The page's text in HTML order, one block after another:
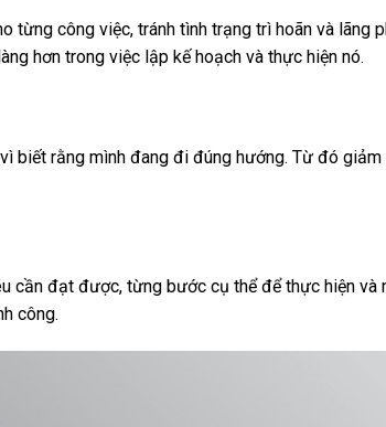
từng công việc, tránh tình trạng trì hoãn và lãng
hơn trong việc lập kế hoạch và thực hiện nó.
biết rằng mình đang đi đúng hướng. Từ đó
cần đạt được, từng bước cụ thể để thực hiện và
công.